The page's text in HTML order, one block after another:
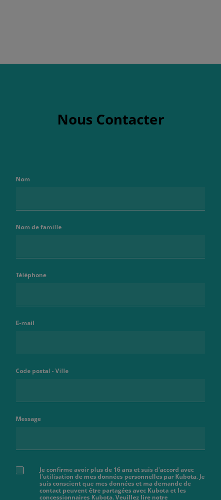
Nous Contacter
Nom
Nom de famille
Téléphone
E-mail
Code postal - Ville
Message
Je confirme avoir plus de 16 ans et suis d'accord avec
l'utilisation de mes données personnelles par Kubota. Je
suis conscient que mes données et ma demande de
contact peuvent être partagées avec Kubota et les
concessionnaires Kubota. Veuillez lire notre